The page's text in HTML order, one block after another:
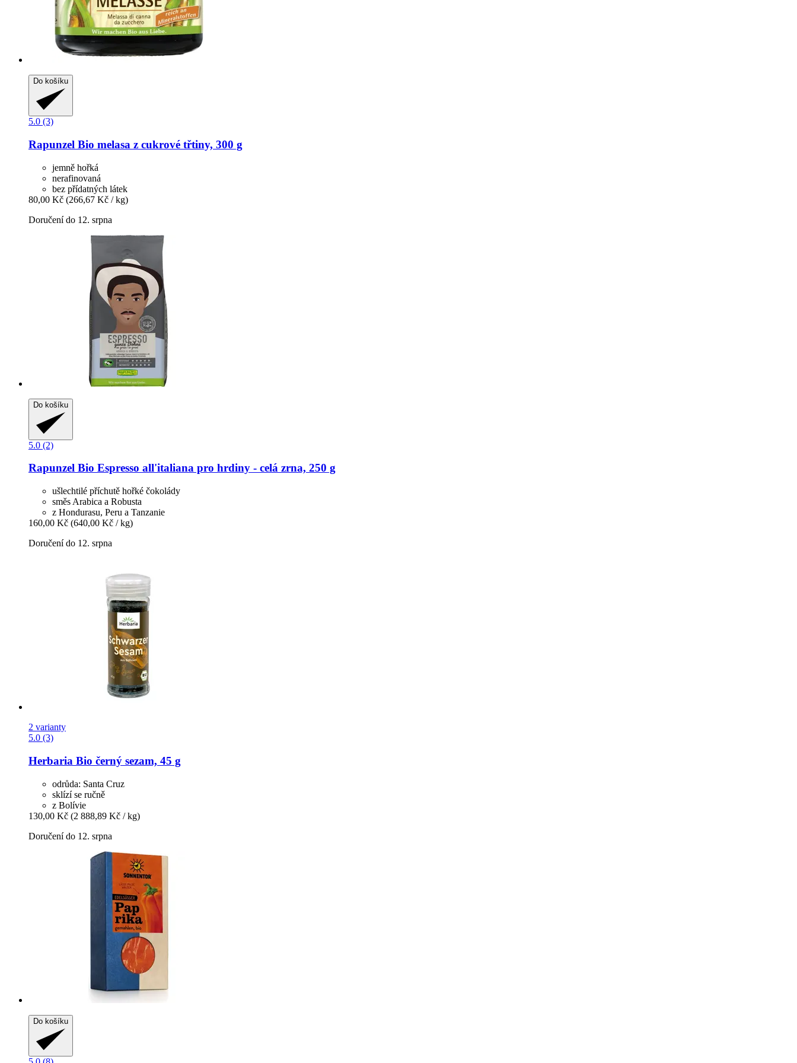
Do košíku
5.0 (3)
Rapunzel Bio melasa z cukrové třtiny, 300 g
jemně hořká
nerafinovaná
bez přídatných látek
80,00 Kč (266,67 Kč / kg)
Doručení do 12. srpna
Do košíku
5.0 (2)
Rapunzel Bio Espresso all'italiana pro hrdiny -​ celá zrna, 250 g
ušlechtilé příchutě hořké čokolády
směs Arabica a Robusta
z Hondurasu, Peru a Tanzanie
160,00 Kč (640,00 Kč / kg)
Doručení do 12. srpna
2 varianty
5.0 (3)
Herbaria Bio černý sezam, 45 g
odrůda: Santa Cruz
sklízí se ručně
z Bolívie
130,00 Kč (2 888,89 Kč / kg)
Doručení do 12. srpna
Do košíku